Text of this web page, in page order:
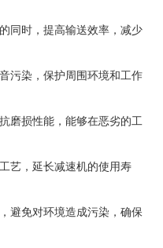
同时，提高输送效率，减少
污染，保护周围环境和工作
磨损性能，能够在恶劣的工
艺，延长减速机的使用寿
避免对环境造成污染，确保